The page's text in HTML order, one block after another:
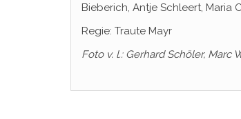
Bieberich, Antje Schleert, Maria
Regie: Traute Mayr
Foto v. l.: Gerhard Schöler, Marc